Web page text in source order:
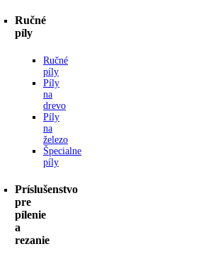
Ručné
píly
Ručné
píly
Píly
na
drevo
Píly
na
železo
Špecialne
píly
Príslušenstvo
pre
pílenie
a
rezanie